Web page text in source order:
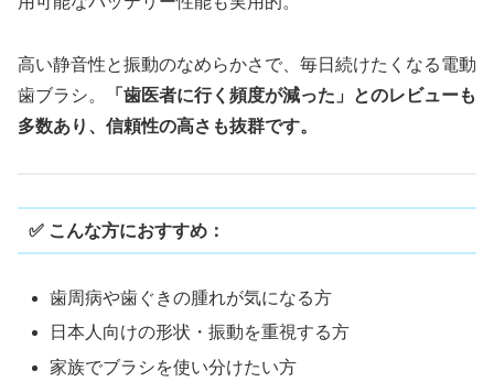
高い静音性と振動のなめらかさで、毎日続けたくなる電動
歯ブラシ。
「歯医者に行く頻度が減った」とのレビューも
多数あり、信頼性の高さも抜群です。
✅ こんな方におすすめ：
歯周病や歯ぐきの腫れが気になる方
日本人向けの形状・振動を重視する方
家族でブラシを使い分けたい方